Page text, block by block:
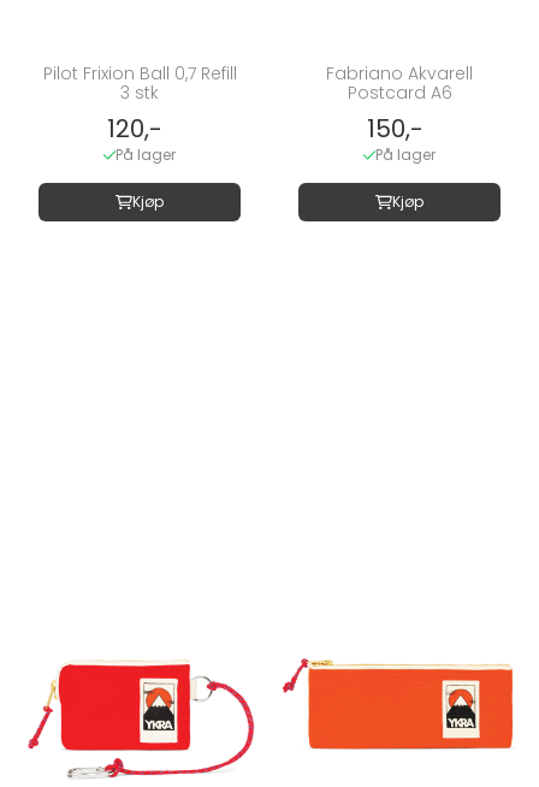
Pilot Frixion Ball 0,7 Refill
3 stk
120,-
På lager
Kjøp
Fabriano Akvarell
Postcard A6
150,-
På lager
Kjøp